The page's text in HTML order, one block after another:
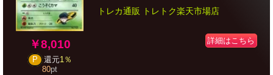
￥8,010
P 還元1％
80pt
トレカ通販 トレトク楽天市場店
詳細はこちら